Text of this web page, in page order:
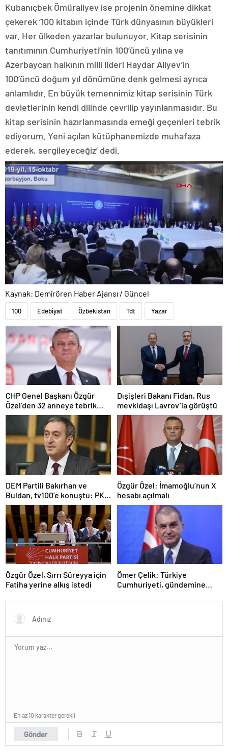
Kubanıçbek Ömüraliyev ise projenin önemine dikkat
çekerek ‘100 kitabın içinde Türk dünyasının büyükleri
var. Her ülkeden yazarlar bulunuyor. Kitap serisinin
tanıtımının Cumhuriyeti’nin 100’üncü yılına ve
Azerbaycan halkının milli lideri Haydar Aliyev’in
100’üncü doğum yıl dönümüne denk gelmesi ayrıca
anlamlıdır. En büyük temennimiz kitap serisinin Türk
devletlerinin kendi dilinde çevrilip yayınlanmasıdır. Bu
kitap serisinin hazırlanmasında emeği geçenleri tebrik
ediyorum. Yeni açılan kütüphanemizde muhafaza
ederek, sergileyeceğiz’ dedi.
Kaynak: Demirören Haber Ajansı / Güncel
100 Edebiyat Özbekistan Tdt Yazar
CHP Genel Başkanı Özgür
Özel’den 32 anneye tebrik
telefonu
Dışişleri Bakanı Fidan, Rus
mevkidaşı Lavrov’la görüştü
DEM Partili Bakırhan ve
Buldan, tv100’e konuştu: PKK
ne zaman kendini feshedecek
Özgür Özel: İmamoğlu’nun X
hesabı açılmalı
Özgür Özel, Sırrı Süreyya için
Fatiha yerine alkış istedi
Ömer Çelik: Türkiye
Cumhuriyeti, gündemine
Gönder
En az 10 karakter gerekli